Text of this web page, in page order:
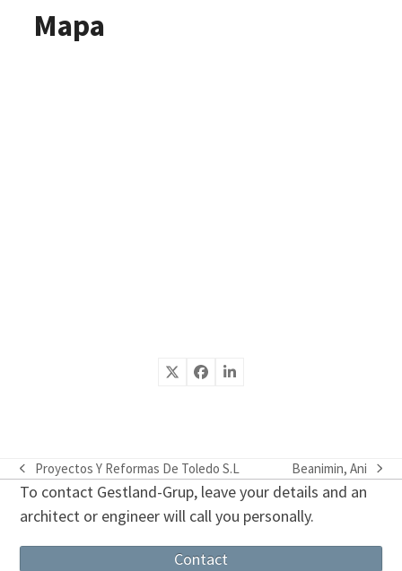
Mapa
previous
post:
Proyectos Y Reformas De Toledo S.L
next
post:
Beanimin, Ani
To contact Gestland-Grup, leave your details and an
architect or engineer will call you personally.
Contact